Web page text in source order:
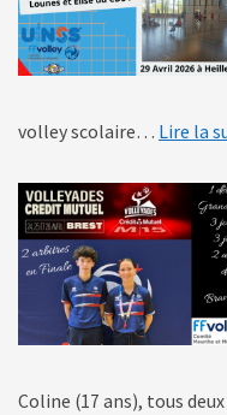
volley scolaire… Lire la
Coline (17 ans), tous